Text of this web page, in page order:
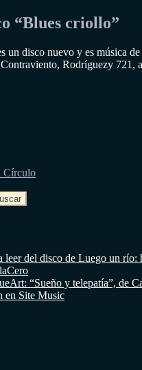
“Blues criollo”
un disco nuevo y es música
Rodríguezy 721,
Círculo
leer del disco de Luego un
“Sueño y telepatía”, de
en Site Music